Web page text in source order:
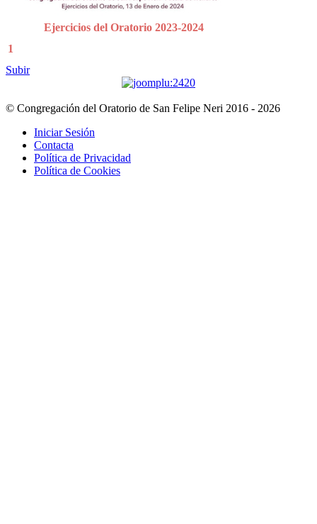
Ejercicios del Oratorio 2023-2024
1
Subir
© Congregación del Oratorio de San Felipe Neri 2016 - 2026
Iniciar Sesión
Contacta
Política de Privacidad
Política de Cookies